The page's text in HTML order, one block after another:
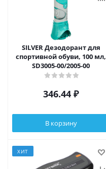
SILVER Дезодорант для
спортивной обуви, 100 мл,
SD3005-00/2005-00
346.44 ₽
В корзину
ХИТ